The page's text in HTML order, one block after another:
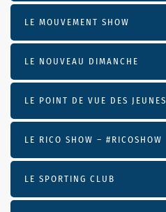
LE MOUVEMENT SHOW
LE NOUVEAU DIMANCHE
LE POINT DE VUE DES JEUNES
LE RICO SHOW – #RICOSHOW
LE SPORTING CLUB